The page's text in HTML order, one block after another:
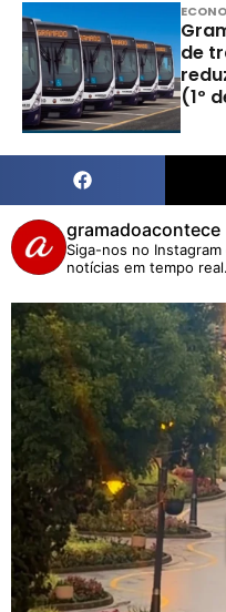
de
(1º
gramadoacontece
Siga-nos no
notícias em tempo real.